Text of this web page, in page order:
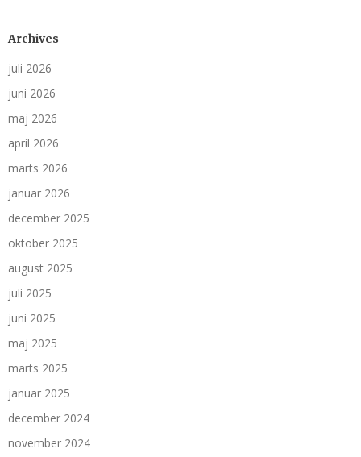
Archives
juli 2026
juni 2026
maj 2026
april 2026
marts 2026
januar 2026
december 2025
oktober 2025
august 2025
juli 2025
juni 2025
maj 2025
marts 2025
januar 2025
december 2024
november 2024